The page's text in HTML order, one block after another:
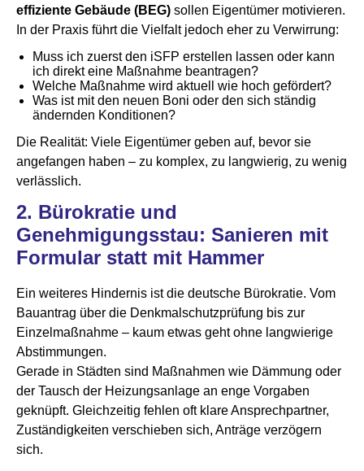
effiziente Gebäude (BEG) sollen Eigentümer motivieren.
In der Praxis führt die Vielfalt jedoch eher zu Verwirrung:
Muss ich zuerst den iSFP erstellen lassen oder kann
ich direkt eine Maßnahme beantragen?
Welche Maßnahme wird aktuell wie hoch gefördert?
Was ist mit den neuen Boni oder den sich ständig
ändernden Konditionen?
Die Realität: Viele Eigentümer geben auf, bevor sie
angefangen haben – zu komplex, zu langwierig, zu wenig
verlässlich.
2. Bürokratie und
Genehmigungsstau: Sanieren mit
Formular statt mit Hammer
Ein weiteres Hindernis ist die deutsche Bürokratie. Vom
Bauantrag über die Denkmalschutzprüfung bis zur
Einzelmaßnahme – kaum etwas geht ohne langwierige
Abstimmungen.
Gerade in Städten sind Maßnahmen wie Dämmung oder
der Tausch der Heizungsanlage an enge Vorgaben
geknüpft. Gleichzeitig fehlen oft klare Ansprechpartner,
Zuständigkeiten verschieben sich, Anträge verzögern
sich.